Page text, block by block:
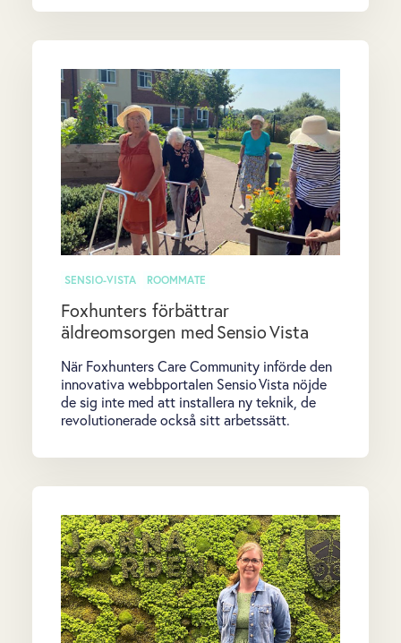
SENSIO-VISTA ROOMMATE
Foxhunters förbättrar
äldreomsorgen med Sensio Vista
När Foxhunters Care Community införde den
innovativa webbportalen Sensio Vista nöjde
de sig inte med att installera ny teknik, de
revolutionerade också sitt arbetssätt.